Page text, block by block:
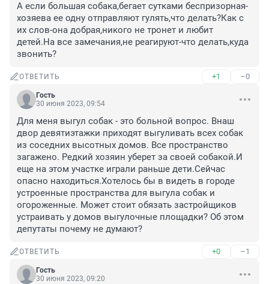
А если большая собака,бегает сутками беспризорная-
хозяева ее одну отправляют гулять,что делать?Как с
их слов-она добрая,никого не тронет и любит
детей.На все замечания,не реагируют-что делать,куда
звонить?
ОТВЕТИТЬ +1 –0
Гость
30 июня 2023, 09:54
Для меня выгул собак - это больной вопрос. Внаш
двор девятиэтажки приходят выгуливать всех собак
из соседних высотных домов. Все пространство
загажено. Редкий хозяин уберет за своей собакой.И
еще на этом участке играли раньше дети.Сейчас
опасно находиться.Хотелось бы в видеть в городе
устроенные пространства для выгула собак и
огороженные. Может стоит обязать застройщиков
устраивать у домов выгулочные площадки? Об этом
депутаты почему не думают?
ОТВЕТИТЬ +0 –1
Гость
30 июня 2023, 09:20